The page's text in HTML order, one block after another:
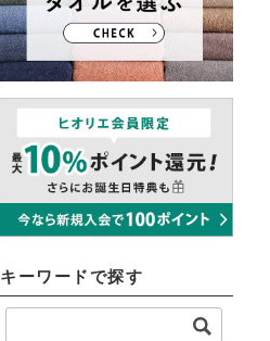
キーワードで探す